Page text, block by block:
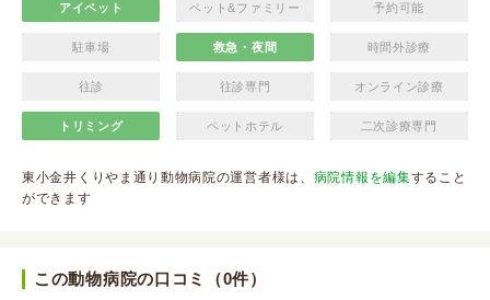
アイペット ペット&ファミリー 予約可能
駐車場 救急・夜間 時間外診療
往診 往診専門 オンライン診療
トリミング ペットホテル 二次診療専門
東小金井くりやま通り動物病院の運営者様は、 病院情報を編集すること
ができます
この動物病院の口コミ（0件）